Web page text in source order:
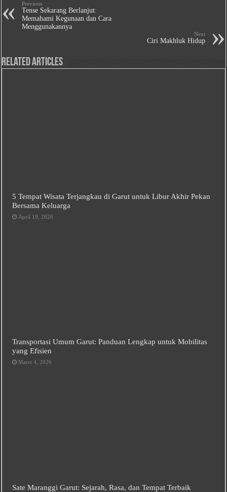
Previous
Tense Sekarang Berlanjut:
Memahami Kegunaan dan Cara
Menggunakannya
Next
Ciri Makhluk Hidup
Related Articles
5 Tempat Wisata Terjangkau di Garut untuk Libur Akhir Pekan
Bersama Keluarga
April 19, 2026
Transportasi Umum Garut: Panduan Lengkap untuk Mobilitas
yang Efisien
Maret 4, 2026
Sate Maranggi Garut: Sejarah, Rasa, dan Tempat Terbaik